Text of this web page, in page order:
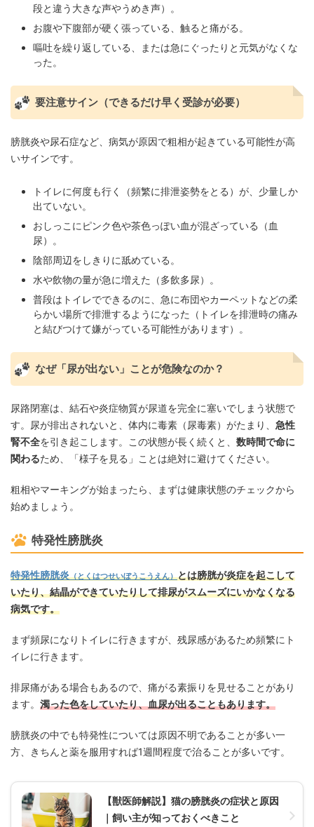
段と違う大きな声やうめき声）。
お腹や下腹部が硬く張っている、触ると痛がる。
嘔吐を繰り返している、または急にぐったりと元気がなくな
った。
要注意サイン（できるだけ早く受診が必要）
膀胱炎や尿石症など、病気が原因で粗相が起きている可能性が高
いサインです。
トイレに何度も行く（頻繁に排泄姿勢をとる）が、少量しか
出ていない。
おしっこにピンク色や茶色っぽい血が混ざっている（血
尿）。
陰部周辺をしきりに舐めている。
水や飲物の量が急に増えた（多飲多尿）。
普段はトイレでできるのに、急に布団やカーペットなどの柔
らかい場所で排泄するようになった（トイレを排泄時の痛み
と結びつけて嫌がっている可能性があります）。
なぜ「尿が出ない」ことが危険なのか？
尿路閉塞は、結石や炎症物質が尿道を完全に塞いでしまう状態で
す。尿が排出されないと、体内に毒素（尿毒素）がたまり、 急性
腎不全を引き起こします。この状態が長く続くと、 数時間で命に
関わるため、「様子を見る」ことは絶対に避けてください。
粗相やマーキングが始まったら、まずは健康状態のチェックから
始めましょう。
特発性膀胱炎
特発性膀胱炎（とくはつせいぼうこうえん）とは膀胱が炎症を起こして
いたり、結晶ができていたりして排尿がスムーズにいかなくなる
病気です。
まず頻尿になりトイレに行きますが、残尿感があるため頻繁にト
イレに行きます。
排尿痛がある場合もあるので、痛がる素振りを見せることがあり
ます。 濁った色をしていたり、血尿が出ることもあります。
膀胱炎の中でも特発性については原因不明であることが多い一
方、きちんと薬を服用すれば1週間程度で治ることが多いです。
【獣医師解説】猫の膀胱炎の症状と原因
｜飼い主が知っておくべきこと